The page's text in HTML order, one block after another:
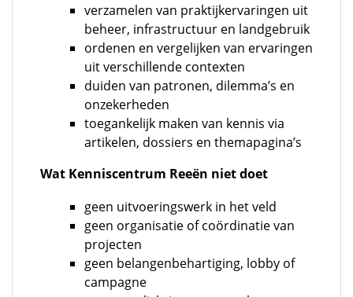
verzamelen van praktijkervaringen uit
beheer, infrastructuur en landgebruik
ordenen en vergelijken van ervaringen
uit verschillende contexten
duiden van patronen, dilemma’s en
onzekerheden
toegankelijk maken van kennis via
artikelen, dossiers en themapagina’s
Wat Kenniscentrum Reeën niet doet
geen uitvoeringswerk in het veld
geen organisatie of coördinatie van
projecten
geen belangenbehartiging, lobby of
campagne